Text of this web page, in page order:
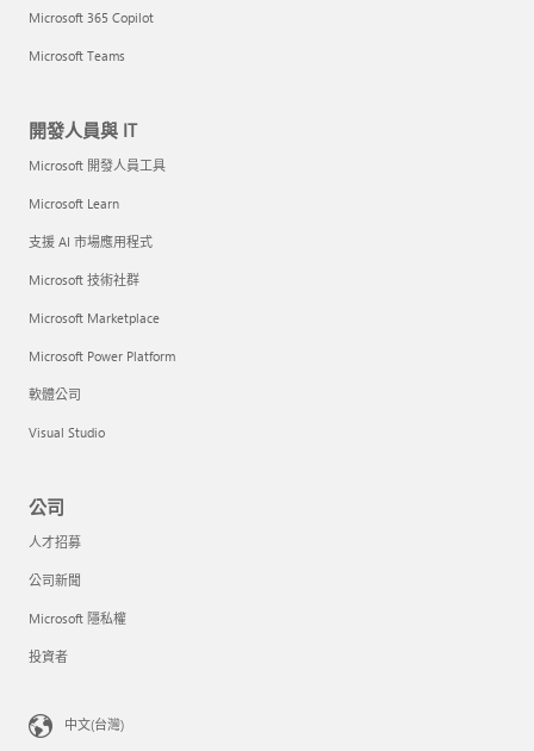
Microsoft 365 Copilot
Microsoft Teams
開發人員與 IT
Microsoft 開發人員工具
Microsoft Learn
支援 AI 市場應用程式
Microsoft 技術社群
Microsoft Marketplace
Microsoft Power Platform
軟體公司
Visual Studio
公司
人才招募
公司新聞
Microsoft 隱私權
投資者
中文(台灣)